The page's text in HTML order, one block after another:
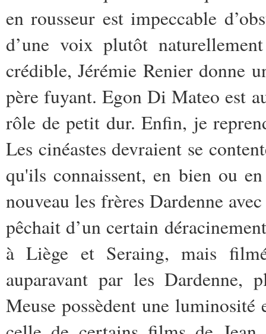
en rousseur est impeccable
d’une voix plutôt
crédible, Jérémie Renier donne
père fuyant. Egon Di Mateo est
rôle de petit dur. Enfin, je
Les cinéastes devraient se
qu'ils connaissent, en bien ou
nouveau les frères Dardenne
pêchait d’un certain
à Liège et Seraing, mais
auparavant par les Dardenne,
Meuse possèdent une luminosité